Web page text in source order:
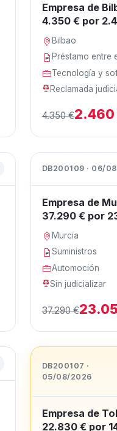
Empresa de
4.350 € por
Bilbao
Préstamo entre
Tecnología y
Reclamada
4.350 €2.460
DB200109 · 06/
Empresa de
37.290 € por
Murcia
Suministros
Automoción
Sin judicializar
37.290 €
DB200107 ·
05/08/2026
Empresa de
22.830 € por